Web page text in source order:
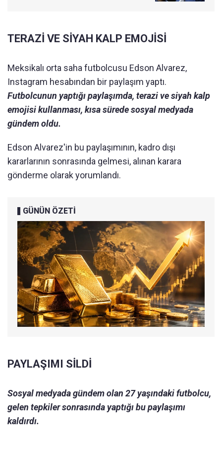
TERAZİ VE SİYAH KALP EMOJİSİ
Meksikalı orta saha futbolcusu Edson Alvarez,
Instagram hesabından bir paylaşım yaptı.
Futbolcunun yaptığı paylaşımda, terazi ve siyah kalp
emojisi kullanması, kısa sürede sosyal medyada
gündem oldu.
Edson Alvarez'in bu paylaşımının, kadro dışı
kararlarının sonrasında gelmesi, alınan karara
gönderme olarak yorumlandı.
GÜNÜN ÖZETİ
PAYLAŞIMI SİLDİ
Sosyal medyada gündem olan 27 yaşındaki futbolcu,
gelen tepkiler sonrasında yaptığı bu paylaşımı
kaldırdı.